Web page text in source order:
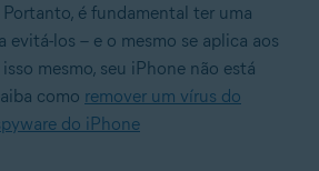
é fundamental ter uma
evitá-los – e o mesmo se aplica aos
isso mesmo, seu iPhone não está
como remover um vírus do
do iPhone